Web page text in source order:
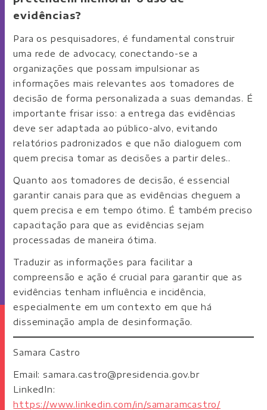
evidências?
Para os pesquisadores, é fundamental construir
uma rede de advocacy, conectando-se a
organizações que possam impulsionar as
informações mais relevantes aos tomadores de
decisão de forma personalizada a suas demandas. É
importante frisar isso: a entrega das evidências
deve ser adaptada ao público-alvo, evitando
relatórios padronizados e que não dialoguem com
quem precisa tomar as decisões a partir deles..
Quanto aos tomadores de decisão, é essencial
garantir canais para que as evidências cheguem a
quem precisa e em tempo ótimo. É também preciso
capacitação para que as evidências sejam
processadas de maneira ótima.
Traduzir as informações para facilitar a
compreensão e ação é crucial para garantir que as
evidências tenham influência e incidência,
especialmente em um contexto em que há
disseminação ampla de desinformação.
Samara Castro
Email: samara.castro@presidencia.gov.br
LinkedIn:
https://www.linkedin.com/in/samaramcastro/